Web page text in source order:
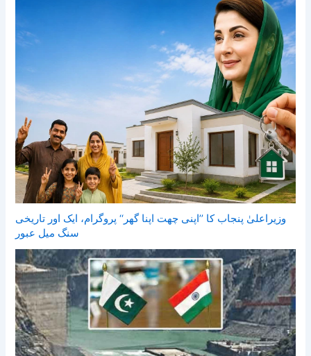
وزیراعلیٰ پنجاب کا ’’اپنی چھت اپنا گھر‘‘ پروگرام، ایک اور تاریخی
سنگ میل عبور